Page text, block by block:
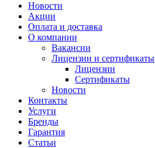
Новости
Акции
Оплата и доставка
О компании
Вакансии
Лицензии и сертификаты
Лицензии
Сертификаты
Новости
Контакты
Услуги
Бренды
Гарантия
Статьи